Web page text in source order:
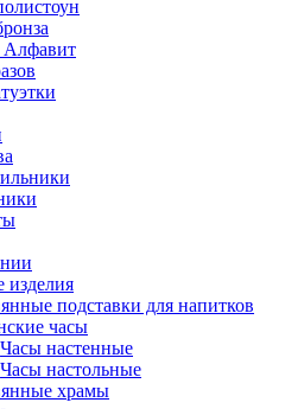
изделия
подставки для напитков
часы
Часы настенные
Часы настольные
храмы